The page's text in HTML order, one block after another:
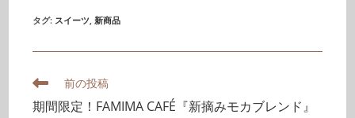
タグ: スイーツ 新商品
前の投稿
期間限定！FAMIMA CAFÉ『新摘みモカブレンド』